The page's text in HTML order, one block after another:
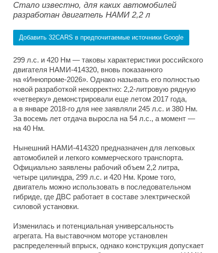
Стало известно, для каких автомобилей
разработан двигатель НАМИ 2,2 л
Добавить 32CARS в предпочитаемые источники Google
299 л.с. и 420 Нм — таковы характеристики российского
двигателя НАМИ-414320, вновь показанного
на «Иннопроме-2026». Однако называть его полностью
новой разработкой некорректно: 2,2-литровую рядную
«четверку» демонстрировали еще летом 2017 года,
а в январе 2018-го для нее заявляли 245 л.с. и 380 Нм.
За восемь лет отдача выросла на 54 л.с., а момент —
на 40 Нм.
Нынешний НАМИ-414320 предназначен для легковых
автомобилей и легкого коммерческого транспорта.
Официально заявлены рабочий объем 2,2 литра,
четыре цилиндра, 299 л.с. и 420 Нм. Кроме того,
двигатель можно использовать в последовательном
гибриде, где ДВС работает в составе электрической
силовой установки.
Изменилась и потенциальная универсальность
агрегата. На выставочном моторе установлен
распределенный впрыск, однако конструкция допускает